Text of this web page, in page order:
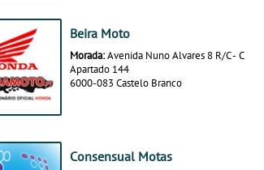
Beira Moto
Morada:Avenida Nuno Alvares 8 R/C - C
Apartado 144
6000-083 Castelo Branco
Consensual Motas